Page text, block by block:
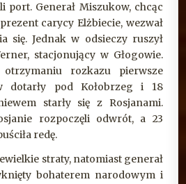
port. Generał Miszukow, chcąc
carycy Elżbiecie, wezwał
się. Jednak w odsieczy ruszył
stacjonujący w Głogowie.
rozkazu pierwsze
dotarły pod Kołobrzeg i 18
starły się z Rosjanami.
rozpoczęli odwrót, a 23
redę.
straty, natomiast generał
bohaterem narodowym i